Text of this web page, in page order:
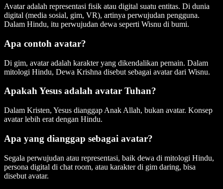
Avatar adalah representasi fisik atau digital suatu entitas. Di dunia
digital (media sosial, gim, VR), artinya perwujudan pengguna.
Dalam Hindu, itu perwujudan dewa seperti Wisnu di bumi.
Apa contoh avatar?
Di gim, avatar adalah karakter yang dikendalikan pemain. Dalam
mitologi Hindu, Dewa Krishna disebut sebagai avatar dari Wisnu.
Apakah Yesus adalah avatar Tuhan?
Dalam Kristen, Yesus dianggap Anak Allah, bukan avatar. Konsep
avatar lebih erat dengan Hindu.
Apa yang dianggap sebagai avatar?
Segala perwujudan atau representasi, baik dewa di mitologi Hindu,
persona digital di chat room, atau karakter di gim daring, bisa
disebut avatar.